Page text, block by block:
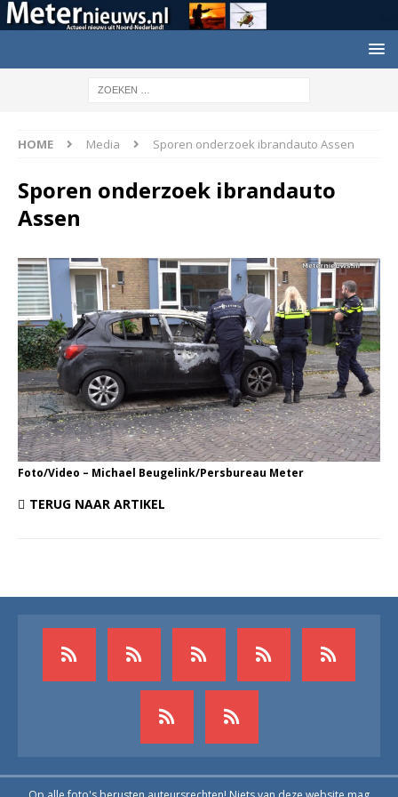
HOME Media Sporen onderzoek ibrandauto Assen
Sporen onderzoek ibrandauto
Assen
Foto/Video – Michael Beugelink/Persbureau Meter
TERUG NAAR ARTIKEL